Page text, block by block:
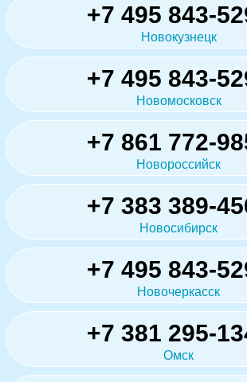
+7 495 843-
Новокузнецк
+7 495 843-
Новомосковск
+7 861 772-
Новороссийск
+7 383 389-
Новосибирск
+7 495 843-
Новочеркасск
+7 381 295-
Омск